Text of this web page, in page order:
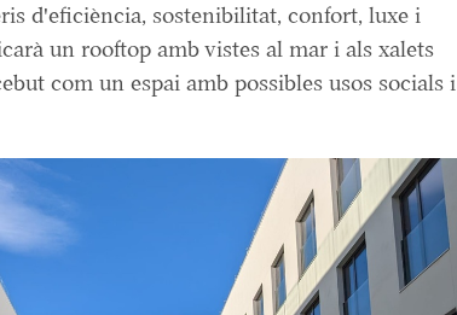
d'eficiència, sostenibilitat, confort, luxe i
un rooftop amb vistes al mar i als xalets
com un espai amb possibles usos socials i